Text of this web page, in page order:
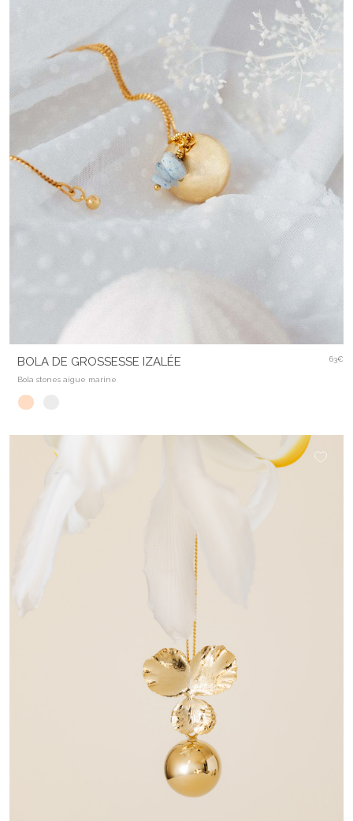
BOLA DE GROSSESSE IZALÉE
Bola stones aigue marine
63€